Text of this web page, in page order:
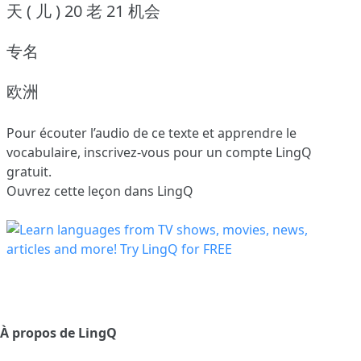
天 ( 儿 ) 20 老 21 机会
专名
欧洲
Pour écouter l’audio de ce texte et apprendre le
vocabulaire, inscrivez-vous pour un compte LingQ
gratuit.
Ouvrez cette leçon dans LingQ
À propos de LingQ